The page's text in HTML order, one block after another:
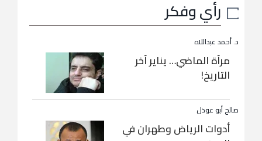
رأي وفكر
د. أحمد عبداللاه
مرآة الماضي… يناير آخر
التاريخ!
صالح أبو عوذل
أدوات الرياض وطهران في